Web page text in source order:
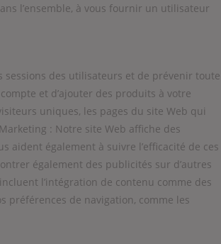
l’ensemble, à vous fournir un utilisateur
des utilisateurs et de prévenir toute
et d’ajouter des produits à votre
uniques, les pages du site Web qui
: Notre site Web affiche des
aident également à suivre l’efficacité de ces
également des publicités sur d’autres
l’intégration de contenu comme des
préférences de navigation, comme les